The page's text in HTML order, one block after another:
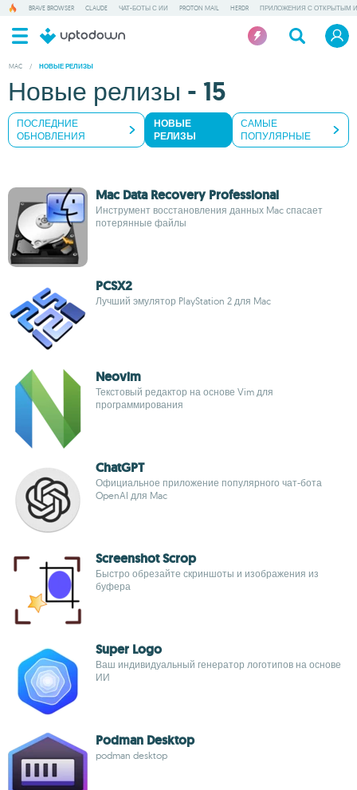
BRAVE BROWSER CLAUDE ЧАТ-БОТЫ С ИИ PROTON MAIL HERDR ПРИЛОЖЕНИЯ С ОТКРЫТЫМ
MAC / НОВЫЕ РЕЛИЗЫ
Новые релизы - 15
ПОСЛЕДНИЕ
ОБНОВЛЕНИЯ
НОВЫЕ
РЕЛИЗЫ
САМЫЕ
ПОПУЛЯРНЫЕ
Mac Data Recovery Professional
Инструмент восстановления данных Mac спасает
потерянные файлы
PCSX2
Лучший эмулятор PlayStation 2 для Mac
Neovim
Текстовый редактор на основе Vim для
программирования
ChatGPT
Официальное приложение популярного чат-бота
OpenAI для Mac
Screenshot Scrop
Быстро обрезайте скриншоты и изображения из
буфера
Super Logo
Ваш индивидуальный генератор логотипов на основе
ИИ
Podman Desktop
podman desktop